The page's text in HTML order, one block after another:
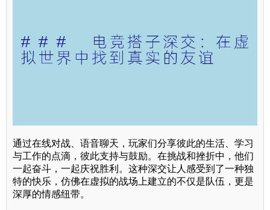
通过在线对战、语音聊天，玩家们分享彼此的生活、学习
与工作的点滴，彼此支持与鼓励。在挑战和挫折中，他们
一起奋斗，一起庆祝胜利。这种深交让人感受到了一种独
特的快乐，仿佛在虚拟的战场上建立的不仅是队伍，更是
深厚的情感纽带。